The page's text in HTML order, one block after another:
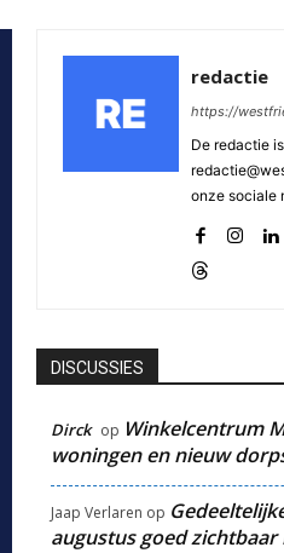
redactie
https://
De redactie
onze sociale
DISCUSSIES
Dirck op Winkelcentrum
woningen en nieuw
Jaap Verlaren op
augustus goed zichtbaar